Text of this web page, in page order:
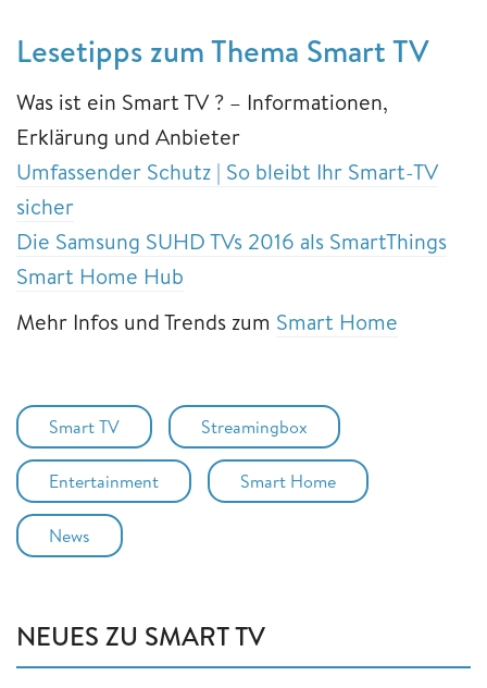
Lesetipps zum Thema Smart TV
Was ist ein Smart TV ? – Informationen,
Erklärung und Anbieter
Umfassender Schutz | So bleibt Ihr Smart-TV
sicher
Die Samsung SUHD TVs 2016 als SmartThings
Smart Home Hub
Mehr Infos und Trends zum Smart Home
Smart TV Streamingbox
Entertainment Smart Home
News
NEUES ZU SMART TV